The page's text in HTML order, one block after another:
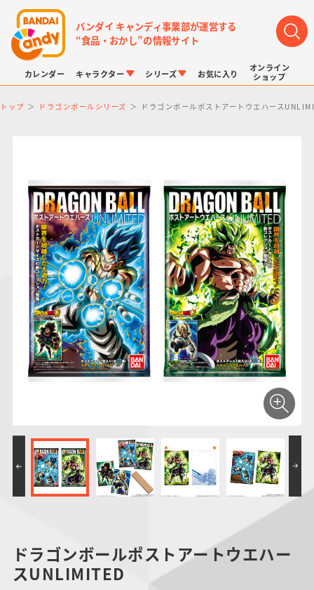
バンダイ キャンディ事業部が運営する
“食品・おかし”の情報サイト
カレンダー キャラクター
LINK TRAVELERS
仮面ライダーシリー
ズ
PROJECT R.E.D.・
スーパー戦隊シリー
ズ
プリキュアシリーズ
ガンダムシリーズ
ポケットモンスター
ドラゴンボール
アンパンマン
サンリオキャラクタ
ーズ
シリーズ
チョコボックス
キャラパキ
つりグミ
チョコサプ
にふぉるめーしょん
＆スクエアシール
SMPシリーズ
ポケモンキッズ
ポケモンスケールワ
ールド
キャラデコ
お気に入り
オンライン
ショップ
トップ ドラゴンボールシリーズ ドラゴンボールポストアートウエハース
ドラゴンボールポストアートウエハー
スUNLIMITED